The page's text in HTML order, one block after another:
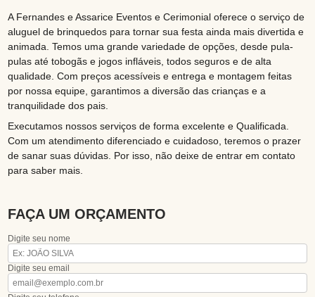
A Fernandes e Assarice Eventos e Cerimonial oferece o serviço de
aluguel de brinquedos para tornar sua festa ainda mais divertida e
animada. Temos uma grande variedade de opções, desde pula-
pulas até tobogãs e jogos infláveis, todos seguros e de alta
qualidade. Com preços acessíveis e entrega e montagem feitas
por nossa equipe, garantimos a diversão das crianças e a
tranquilidade dos pais.
Executamos nossos serviços de forma excelente e Qualificada.
Com um atendimento diferenciado e cuidadoso, teremos o prazer
de sanar suas dúvidas. Por isso, não deixe de entrar em contato
para saber mais.
FAÇA UM ORÇAMENTO
Digite seu nome
Digite seu email